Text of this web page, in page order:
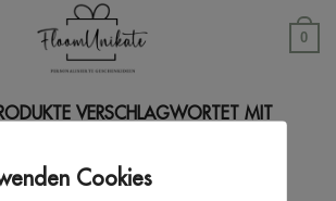
0
VERSCHLAGWORTET MIT
FILTER
Cookies